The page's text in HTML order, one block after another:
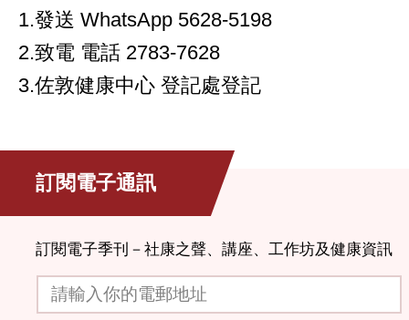
1.發送 WhatsApp 5628-5198
2.致電 電話 2783-7628
3.佐敦健康中心 登記處登記
訂閱電子通訊
訂閱電子季刊－社康之聲、講座、工作坊及健康資訊
請輸入你的電郵地址